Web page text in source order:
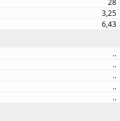
28
3,25
6,43
..
..
..
..
..